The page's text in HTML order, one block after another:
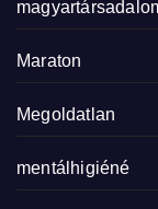
Maraton
Megoldatlan
mentálhigiéné